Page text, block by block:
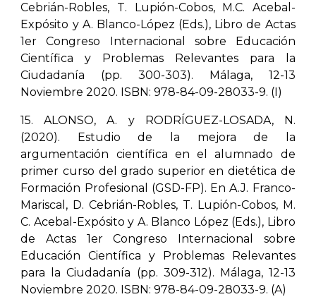
Cebrián-Robles, T. Lupión-Cobos, M.C. Acebal-
Expósito y A. Blanco-López (Eds.), Libro de Actas
1er Congreso Internacional sobre Educación
Científica y Problemas Relevantes para la
Ciudadanía (pp. 300-303). Málaga, 12-13
Noviembre 2020. ISBN: 978-84-09-28033-9. (I)
15. ALONSO, A. y RODRÍGUEZ-LOSADA, N.
(2020). Estudio de la mejora de la
argumentación científica en el alumnado de
primer curso del grado superior en dietética de
Formación Profesional (GSD-FP). En A.J. Franco-
Mariscal, D. Cebrián-Robles, T. Lupión-Cobos, M.
C. Acebal-Expósito y A. Blanco López (Eds.), Libro
de Actas 1er Congreso Internacional sobre
Educación Científica y Problemas Relevantes
para la Ciudadanía (pp. 309-312). Málaga, 12-13
Noviembre 2020. ISBN: 978-84-09-28033-9. (A)